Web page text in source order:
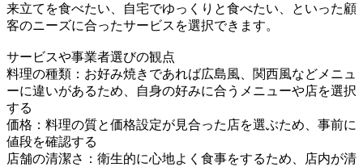
来立てを食べたい、自宅でゆっくりと食べたい、といった顧
客のニーズに合ったサービスを選択できます。
サービスや事業者選びの観点
料理の種類：お好み焼きであれば広島風、関西風などメニュ
ーに違いがあるため、自身の好みに合うメニューや店を選択
する
価格：料理の質と価格設定が見合った店を選ぶため、事前に
値段を確認する
店舗の清潔さ：衛生的に心地よく食事をするため、店内が清